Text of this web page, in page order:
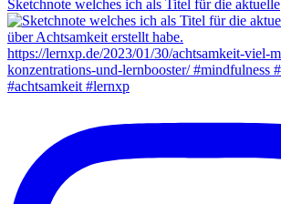
Sketchnote welches ich als Titel für die aktuelle